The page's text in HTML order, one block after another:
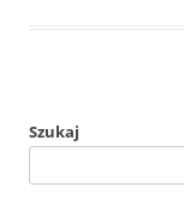
Szukaj